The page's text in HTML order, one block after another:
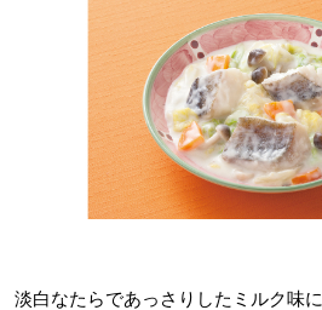
淡白なたらであっさりしたミルク味に